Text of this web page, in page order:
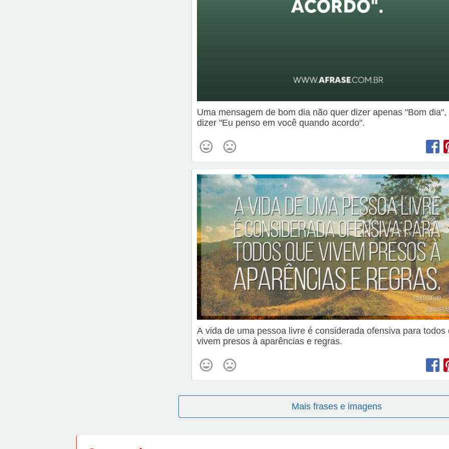
Uma mensagem de bom dia não quer dizer apenas "Bom dia",
dizer "Eu penso em você quando acordo".
A vida de uma pessoa livre é considerada ofensiva para todos
vivem presos à aparências e regras.
Mais frases e imagens